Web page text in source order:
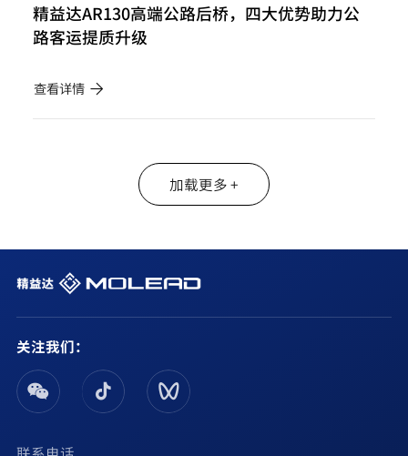
精益达AR130高端公路后桥，四大优势助力公
路客运提质升级
查看详情
加载更多 +
关注我们：